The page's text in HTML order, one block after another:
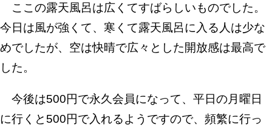
ここの露天風呂は広くてすばらしいものでした。
今日は風が強くて、寒くて露天風呂に入る人は少な
めでしたが、空は快晴で広々とした開放感は最高で
した。
今後は500円で永久会員になって、平日の月曜日
に行くと500円で入れるようですので、頻繁に行っ